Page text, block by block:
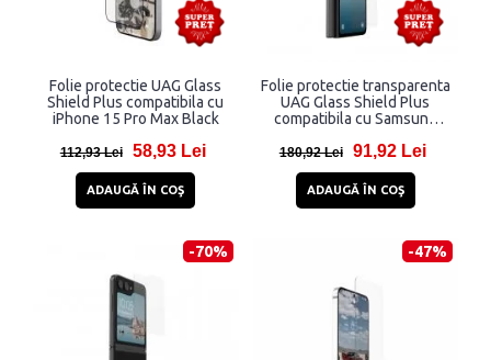
Folie protectie UAG Glass
Shield Plus compatibila cu
iPhone 15 Pro Max Black
112,93 Lei 58,93 Lei
ADAUGĂ ÎN COŞ
Folie protectie transparenta
UAG Glass Shield Plus
compatibila cu Samsung
180,92 Lei 91,92 Lei
ADAUGĂ ÎN COŞ
-70% -47%